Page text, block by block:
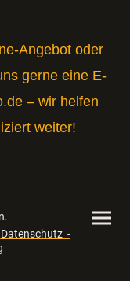
Angebot oder
gerne eine E-
– wir helfen
weiter!
Datenschutz -